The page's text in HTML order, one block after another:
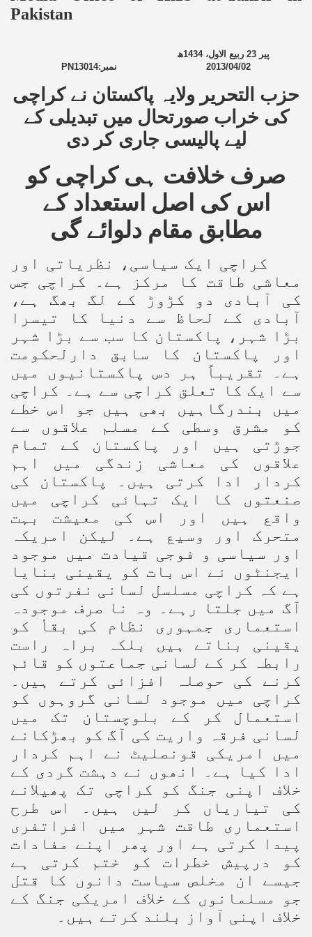
Pakistan
پیر23 ربیع الاول،1434ھ
04/02
/
2013 نمبر:PN13014
حزب التحریر ولایہ پاکستان نے کراچی
کی خراب صورتحال میں تبدیلی کے
لیے پالیسی جاری کر دی
صرف خلافت ہی کراچی کو
اس کی اصل استعداد کے
مطابق مقام دلوائے گی
کراچی ایک سیاسی، نظریاتی اور
معاشی طاقت کا مرکز ہے۔ کراچی جس
کی آبادی دو کڑوڑ کے لگ بھگ ہے،
آبادی کے لحاظ سے دنیا کا تیسرا
بڑا شہر، پاکستان کا سب سے بڑا شہر
اور پاکستان کا سابق دارلحکومت
ہے۔ تقریباً ہر دس پاکستانیوں میں
سے ایک کا تعلق کراچی سے ہے۔ کراچی
میں بندرگاہیں بھی ہیں جو اس خطے
کو مشرق وسطی کے مسلم علاقوں سے
جوڑتی ہیں اور پاکستان کے تمام
علاقوں کی معاشی زندگی میں اہم
کردار ادا کرتی ہیں۔ پاکستان کی
صنعتوں کا ایک تہائی کراچی میں
واقع ہیں اور اس کی معیشت بہت
متحرک اور وسیع ہے۔ لیکن امریکہ
اور سیاسی و فوجی قیادت میں موجود
ایجنٹوں نے اس بات کو یقینی بنایا
ہے کہ کراچی مسلسل لسانی نفرتوں کی
آگ میں جلتا رہے۔ وہ نا صرف موجودہ
استعماری جمہوری نظام کی بقأ کو
یقینی بناتے ہیں بلکہ براہ راست
رابطہ کر کے لسانی جماعتوں کو قائم
کرنے کی حوصلہ افزائی کرتے ہیں۔
کراچی میں موجود لسانی گروہوں کو
استعمال کر کے بلوچستان تک میں
لسانی فرقہ واریت کی آگ کو بھڑکانے
میں امریکی قونصلیٹ نے اہم کردار
ادا کیا ہے۔ انھوں نے دہشت گردی کے
خلاف اپنی جنگ کو کراچی تک پھیلانے
کی تیاریاں کر لیں ہیں۔ اس طرح
استعماری طاقت شہر میں افراتفری
پیدا کرتی ہے اور پھر اپنے مفادات
کو درپیش خطرات کو ختم کرتی ہے
جیسے ان مخلص سیاست دانوں کا قتل
جو مسلمانوں کے خلاف امریکی جنگ کے
خلاف اپنی آواز بلند کرتے ہیں۔